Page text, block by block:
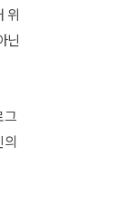
위
닌
그
의